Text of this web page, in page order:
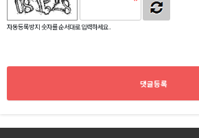
자동등록방지 숫자를 순서대로 입력하세요.